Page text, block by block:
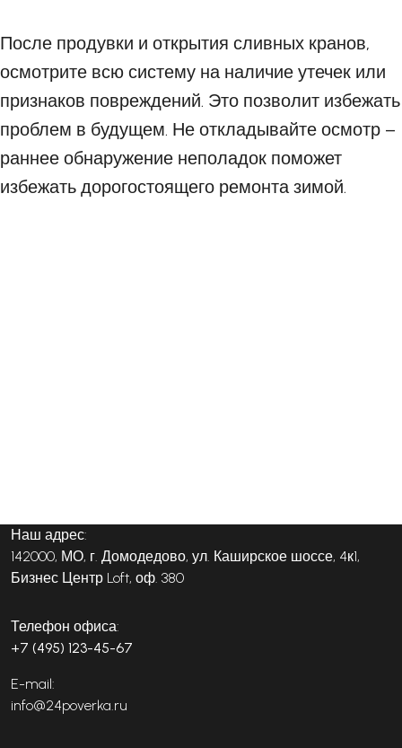
После продувки и открытия сливных кранов,
осмотрите всю систему на наличие утечек или
признаков повреждений. Это позволит избежать
проблем в будущем. Не откладывайте осмотр –
раннее обнаружение неполадок поможет
избежать дорогостоящего ремонта зимой.
Наш адрес:
142000, МО, г. Домодедово, ул. Каширское шоссе, 4к1,
Бизнес Центр Loft, оф. 380
Телефон офиса:
+7 (495) 123-45-67
E-mail:
info@24poverka.ru